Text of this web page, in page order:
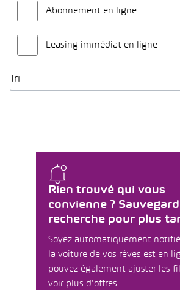
Abonnement en ligne
Leasing immédiat en ligne
Tri
Rien trouvé qui vous
convienne ?
recherche pour plus
Soyez automatiquement
la voiture de vos rêves est en
pouvez également ajuster les
voir plus d'offres.